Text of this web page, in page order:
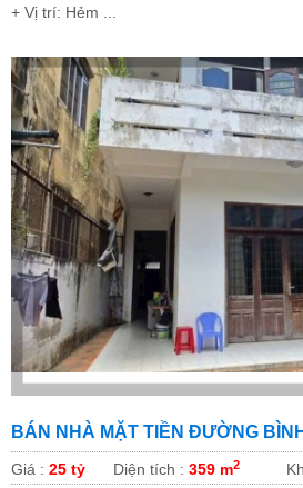
+ Vị trí: Hẻm ...
BÁN NHÀ MẶT TIỀN ĐƯỜNG
Giá : 25 tỷ Diện tích : 359 m2